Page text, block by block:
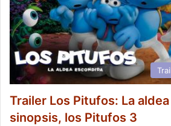
Trailer Los Pitufos: La
sinopsis, los Pitufos 3